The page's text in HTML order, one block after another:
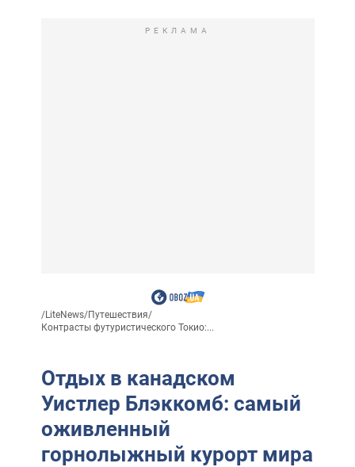
РЕКЛАМА
/LiteNews/Путешествия/
Контрасты футуристического Токио:...
Отдых в канадском
Уистлер Блэккомб: самый
оживленный
горнолыжный курорт мира